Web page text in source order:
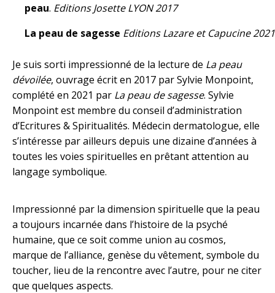
peau. Editions Josette LYON2017
La peau de sagesse Editions Lazare et Capucine 2021
Je suis sorti impressionné de la lecture de La peau
dévoilée, ouvrage écrit en 2017 par Sylvie Monpoint,
complété en 2021 par La peau de sagesse. Sylvie
Monpoint est membre du conseil d’administration
d’Ecritures & Spiritualités. Médecin dermatologue, elle
s’intéresse par ailleurs depuis une dizaine d’années à
toutes les voies spirituelles en prêtant attention au
langage symbolique.
Impressionné par la dimension spirituelle que la peau
a toujours incarnée dans l’histoire de la psyché
humaine, que ce soit comme union au cosmos,
marque de l’alliance, genèse du vêtement, symbole du
toucher, lieu de la rencontre avec l’autre, pour ne citer
que quelques aspects.